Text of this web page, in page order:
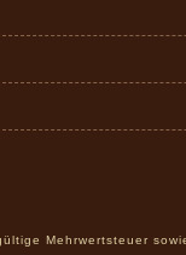
Mehrwertsteuer